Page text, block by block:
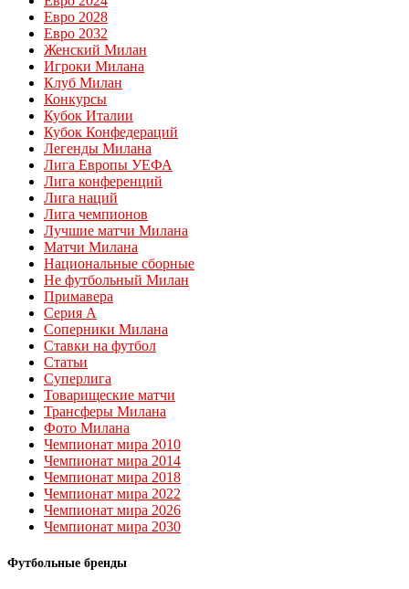
Евро 2028
Евро 2032
Женский Милан
Игроки Милана
Клуб Милан
Конкурсы
Кубок Италии
Кубок Конфедераций
Легенды Милана
Лига Европы УЕФА
Лига конференций
Лига наций
Лига чемпионов
Лучшие матчи Милана
Матчи Милана
Национальные сборные
Не футбольный Милан
Примавера
Серия А
Соперники Милана
Ставки на футбол
Статьи
Суперлига
Товарищеские матчи
Трансферы Милана
Фото Милана
Чемпионат мира 2010
Чемпионат мира 2014
Чемпионат мира 2018
Чемпионат мира 2022
Чемпионат мира 2026
Чемпионат мира 2030
Футбольные бренды